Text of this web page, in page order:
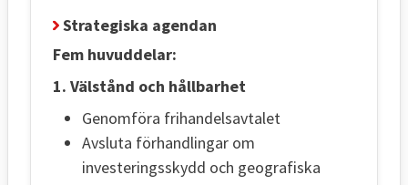
Strategiska agendan
Fem huvuddelar:
1. Välstånd och hållbarhet
Genomföra frihandelsavtalet
Avsluta förhandlingar om
investeringsskydd och geografiska